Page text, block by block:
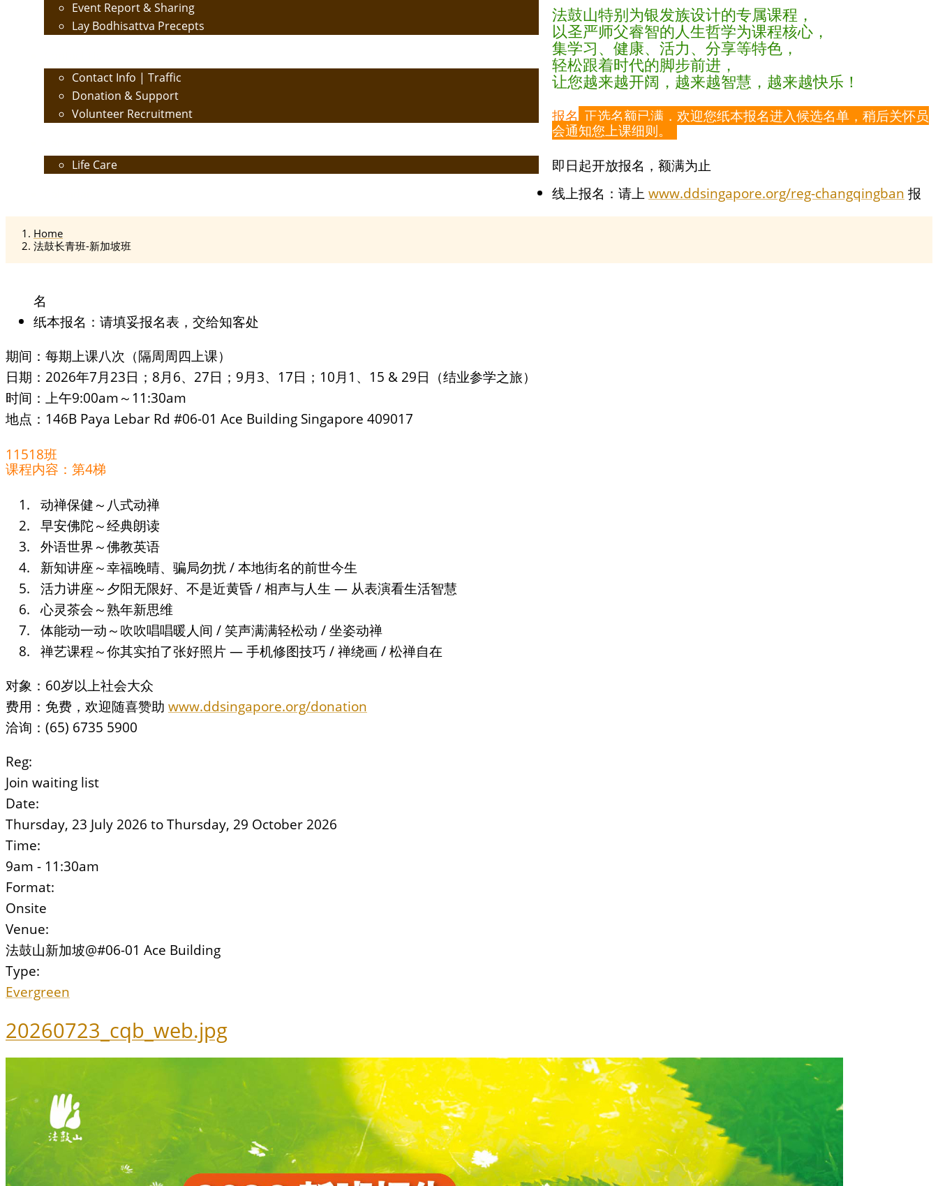
Event Report & Sharing
Lay Bodhisattva Precepts
Contact Info | Traffic
Donation & Support
Volunteer Recruitment
Life Care
Home
法鼓长青班-新加坡班
法鼓山特别为银发族设计的专属课程，
以圣严师父睿智的人生哲学为课程核心，
集学习、健康、活力、分享等特色，
轻松跟着时代的脚步前进，
让您越来越开阔，越来越智慧，越来越快乐！
报名 正选名额已满，欢迎您纸本报名进入候选名单，稍后关怀员
会通知您上课细则。
即日起开放报名，额满为止
线上报名：请上 www.ddsingapore.org/reg-changqingban 报
名
纸本报名：请填妥报名表，交给知客处
期间：每期上课八次（隔周周四上课）
日期：2026年7月23日；8月6、27日；9月3、17日；10月1、15 & 29日（结业参学之旅）
时间：上午9:00am～11:30am
地点：146B Paya Lebar Rd #06-01 Ace Building Singapore 409017
11518班
课程内容：第4梯
动禅保健～八式动禅
早安佛陀～经典朗读
外语世界～佛教英语
新知讲座～幸福晚晴、骗局勿扰 / 本地街名的前世今生
活力讲座～夕阳无限好、不是近黄昏 / 相声与人生 — 从表演看生活智慧
心灵茶会～熟年新思维
体能动一动～吹吹唱唱暖人间 / 笑声满满轻松动 / 坐姿动禅
禅艺课程～你其实拍了张好照片 — 手机修图技巧 / 禅绕画 / 松禅自在
对象：60岁以上社会大众
费用：免费，欢迎随喜赞助 www.ddsingapore.org/donation
洽询：(65) 6735 5900
Reg:
Join waiting list
Date:
Thursday, 23 July 2026 toThursday, 29 October 2026
Time:
9am - 11:30am
Format:
Onsite
Venue:
法鼓山新加坡@#06-01 Ace Building
Type:
Evergreen
20260723_cqb_web.jpg